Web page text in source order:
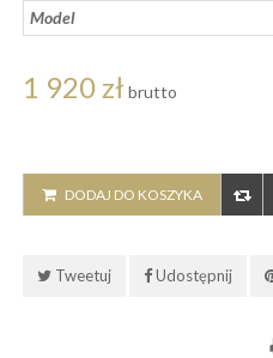
Model
1 920 zł brutto
DODAJ DO KOSZYKA
Tweetuj Udostępnij